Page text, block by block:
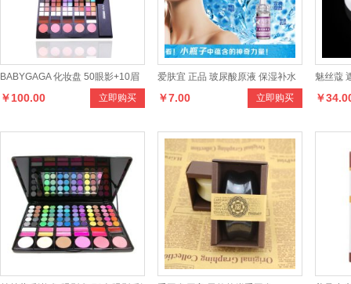
BABYGAGA 化妆盘 50眼影+10眉
粉+5腮红 立即购买
￥100.00
爱肤宜 正品 玻尿酸原液 保湿补水
美白祛斑精华液 安瓶新娘定妆液
立即购买
￥7.00
魅丝蔻
膏 化妆
￥